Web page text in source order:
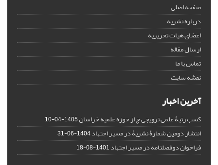
صفحه اصلی
درباره نشریه
اعضای هیات تحریریه
ارسال مقاله
تماس با ما
نقشه سایت
آخرین اخبار
کسب رتبۀ علمی ترویجی ج از حوزه علمیه خراسان1405-04-10
انتشار دومین شمارۀ نشریۀ در مسیر اجتهاد1404-06-31
فراخوان دوفصلنامه در مسیر اجتهاد1401-08-18